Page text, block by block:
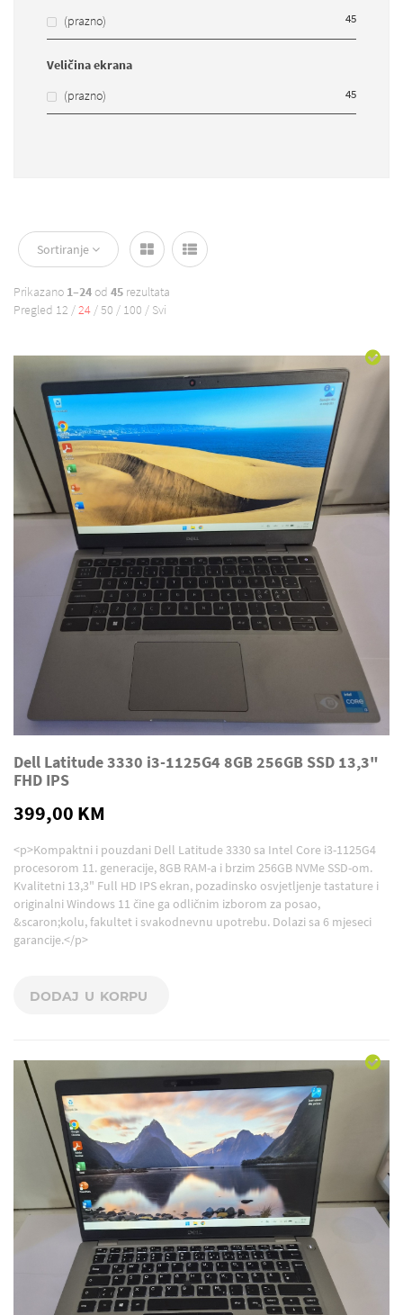
(prazno)
45
Veličina ekrana
(prazno)
45
Sortiranje
Prikazano 1–24 od 45 rezultata
Pregled 12 /24 /50 / 100 / Svi
Dell Latitude 3330 i3-1125G4 8GB 256GB SSD 13,3"
FHD IPS
399,00 KM
<p>Kompaktni i pouzdani Dell Latitude 3330 sa Intel Core i3-1125G4
procesorom 11. generacije, 8GB RAM-a i brzim 256GB NVMe SSD-om.
Kvalitetni 13,3" Full HD IPS ekran, pozadinsko osvjetljenje tastature i
originalni Windows 11 čine ga odličnim izborom za posao,
&scaron;kolu, fakultet i svakodnevnu upotrebu. Dolazi sa 6 mjeseci
garancije.</p>
DODAJ U KORPU